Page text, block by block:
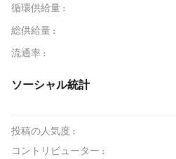
循環供給量
総供給量
流通率
ソーシャル統計
投稿の人気度 :
コントリビューター :